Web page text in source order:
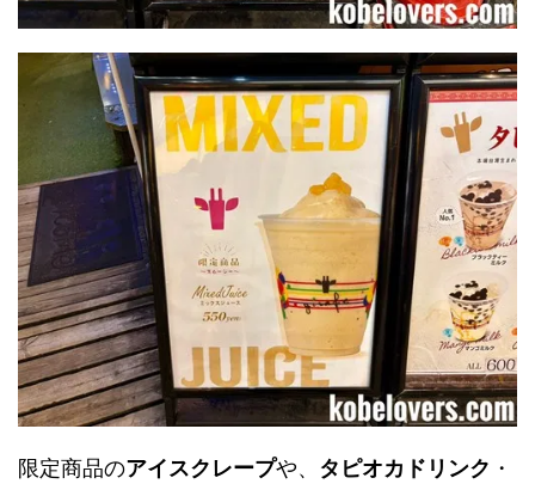
限定商品のアイスクレープや、 タピオカドリンク ・